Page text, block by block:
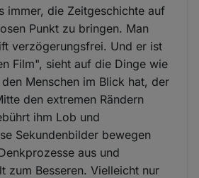
immer, die Zeitgeschichte auf
Punkt zu bringen. Man
verzögerungsfrei. Und er ist
Film", sieht auf die Dinge wie
Menschen im Blick hat, der
den extremen Rändern
ihm Lob und
Sekundenbilder bewegen
aus und
zum Besseren. Vielleicht nur